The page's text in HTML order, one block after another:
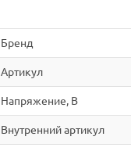
Бренд
Артикул
Напряжение, В
Внутренний артикул